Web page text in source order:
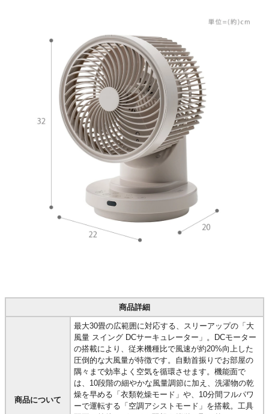
商品詳細
商品について
最大30畳の広範囲に対応する、スリーアップの「大
風量 スイング DCサーキュレーター」。DCモーター
の搭載により、従来機種比で風速が約20%向上した
圧倒的な大風量が特徴です。自動首振りでお部屋の
隅々まで効率よく空気を循環させます。機能面で
は、10段階の細やかな風量調節に加え、洗濯物の乾
燥を早める「衣類乾燥モード」や、10分間フルパワ
ーで運転する「空調アシストモード」を搭載。工具